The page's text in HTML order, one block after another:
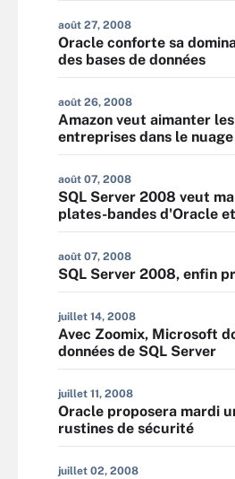
août 27, 2008
Oracle conforte sa
des bases de données
août 26, 2008
Amazon veut aimanter
entreprises dans le nuage
août 07, 2008
SQL Server 2008 veut
plates-bandes d'Oracle
août 07, 2008
SQL Server 2008, enfin
juillet 14, 2008
Avec Zoomix, Microsoft
données de SQL Server
juillet 11, 2008
Oracle proposera mardi
rustines de sécurité
juillet 02, 2008